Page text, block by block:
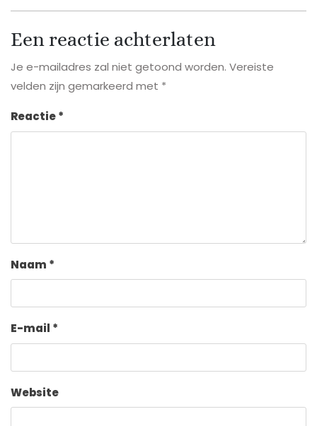
Een reactie achterlaten
Je e-mailadres zal niet getoond worden. Vereiste
velden zijn gemarkeerd met *
Reactie*
Naam *
E-mail *
Website